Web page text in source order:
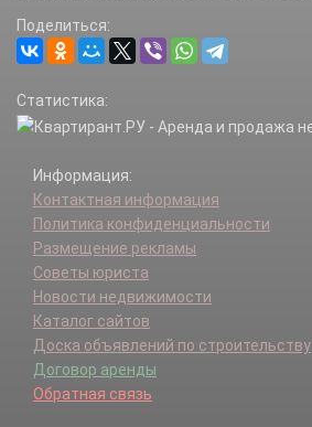
Поделиться:
Статистика:
Информация:
Контактная информация
Политика конфиденциальности
Размещение рекламы
Советы юриста
Новости недвижимости
Каталог сайтов
Доска объявлений по строительству
Договор аренды
Обратная связь